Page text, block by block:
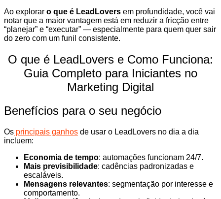
Ao explorar o que é LeadLovers em profundidade, você vai
notar que a maior vantagem está em reduzir a fricção entre
“planejar” e “executar” — especialmente para quem quer sair
do zero com um funil consistente.
O que é LeadLovers e Como Funciona:
Guia Completo para Iniciantes no
Marketing Digital
Benefícios para o seu negócio
Os principais ganhos de usar o LeadLovers no dia a dia
incluem:
Economia de tempo: automações funcionam 24/7.
Mais previsibilidade: cadências padronizadas e
escaláveis.
Mensagens relevantes: segmentação por interesse e
comportamento.